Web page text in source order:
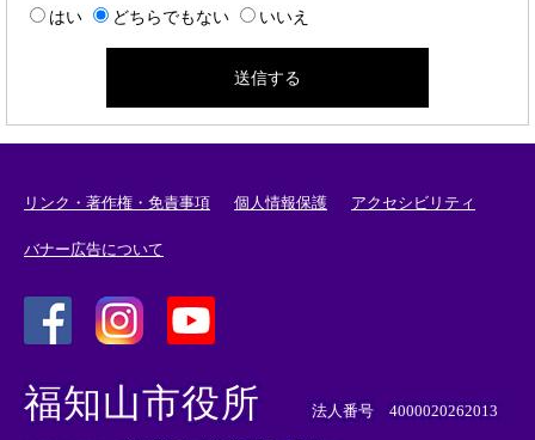
はい
どちらでもない いいえ
リンク・著作権・免責事項 個人情報保護 アクセシビリティ
バナー広告について
外
部
リ
外
リ
外
部
福知山市役所 法人番号 4000020262013